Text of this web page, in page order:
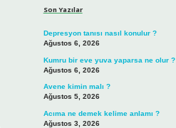
Son Yazılar
Depresyon tanısı nasıl konulur ?
Ağustos 6, 2026
Kumru bir eve yuva yaparsa ne olur ?
Ağustos 6, 2026
Avene kimin malı ?
Ağustos 5, 2026
Acıma ne demek kelime anlamı ?
Ağustos 3, 2026